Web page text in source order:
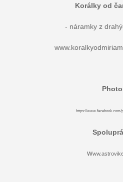
Korálky od
- náramky z
Photo
https://www.facebook.com/
w